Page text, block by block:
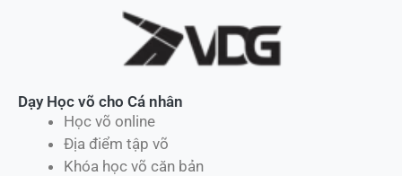
Dạy Học võ cho Cá nhân
Học võ online
Địa điểm tập võ
Khóa học võ căn bản